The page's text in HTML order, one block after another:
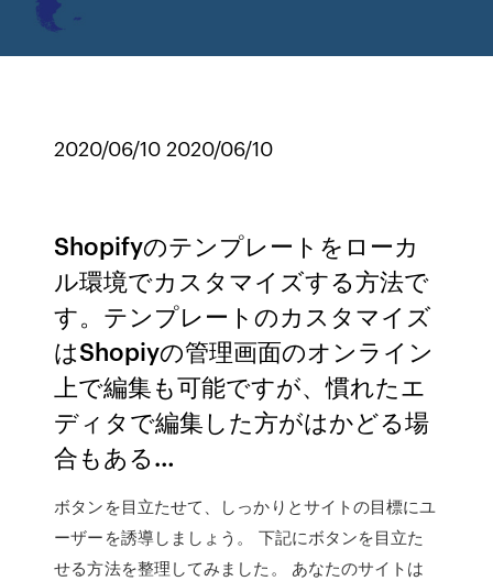
2020/06/10 2020/06/10
Shopifyのテンプレートをローカ
ル環境でカスタマイズする方法で
す。テンプレートのカスタマイズ
はShopiyの管理画面のオンライン
上で編集も可能ですが、慣れたエ
ディタで編集した方がはかどる場
合もある…
ボタンを目立たせて、しっかりとサイトの目標にユ
ーザーを誘導しましょう。 下記にボタンを目立た
せる方法を整理してみました。 あなたのサイトは